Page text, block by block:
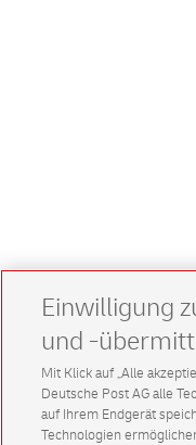
Einwilligung
und -
Mit Klick auf „Alle
Deutsche Post AG alle
auf Ihrem Endgerät
Technologien